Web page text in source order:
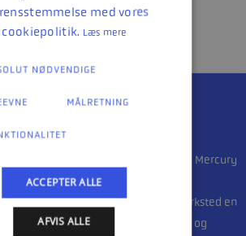
alt fra de kraftfulde bølgebrusende Mercury
Beliggende i maritime
i Aabenraa, er vores butik og værksted en
og fiskere. Med en passion for søen og
med vores
cookiepolitik. Læs mere
NØDVENDIGE
MÅLRETNING
ACCEPTER ALLE
AFVIS ALLE